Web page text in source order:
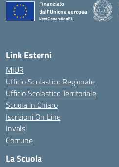
Link Esterni
MIUR
Ufficio Scolastico Regionale
Ufficio Scolastico Territoriale
Scuola in Chiaro
Iscrizioni On Line
Invalsi
Comune
La Scuola